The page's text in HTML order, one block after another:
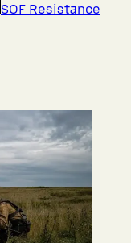
SOF Resistance